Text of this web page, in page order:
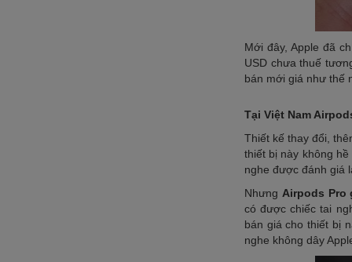
Mới đây, Apple đã
USD chưa thuế
bán mới giá như thế
Tại Việt Nam
Thiết kế thay đổi,
thiết bị này không
nghe được đánh giá
Nhưng Airpods Pro
có được chiếc tai
bán giá cho thiết bị
nghe không dây